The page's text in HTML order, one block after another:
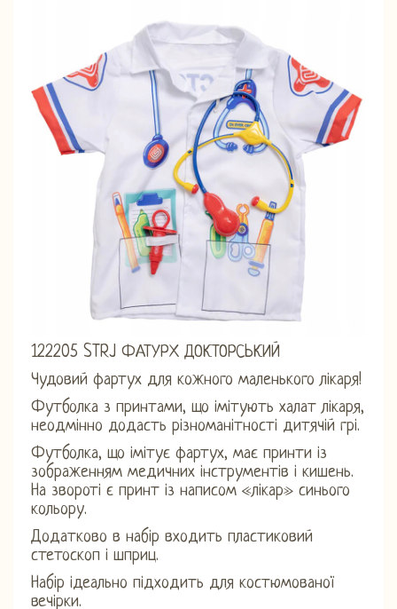
122205 STRJ ФАТУРХ ДОКТОРСЬКИЙ
Чудовий фартух для кожного маленького лікаря!
Футболка з принтами, що імітують халат лікаря,
неодмінно додасть різноманітності дитячій грі.
Футболка, що імітує фартух, має принти із
зображенням медичних інструментів і кишень.
На звороті є принт із написом «лікар» синього
кольору.
Додатково в набір входить пластиковий
стетоскоп і шприц.
Набір ідеально підходить для костюмованої
вечірки.